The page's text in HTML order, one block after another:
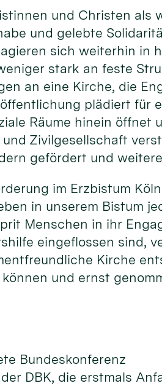
und Christen als
und gelebte
sich weiterhin in
stark an feste
an eine Kirche, die
plädiert für
Räume hinein öffnet
Zivilgesellschaft
gefördert und
im Erzbistum
in unserem Bistum
Menschen in ihr
eingeflossen sind,
Kirche
und ernst
Bundeskonferenz
DBK, die erstmals